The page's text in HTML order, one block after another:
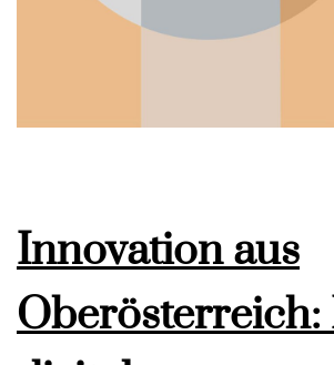
Innovation aus
Oberösterreich: